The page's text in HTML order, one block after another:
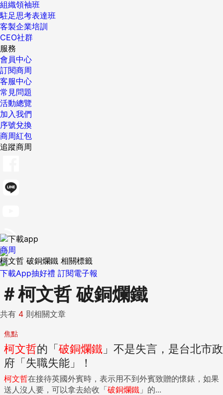
組織領袖班
駐足思考表達班
客製企業培訓
CEO社群
服務
會員中心
訂閱商周
客服中心
常見問題
活動總覽
加入我們
序號兌換
商周紅包
追蹤商周
下載App抽好禮 訂閱電子報
商周
柯文哲 破銅爛鐵 相關標籤
＃柯文哲 破銅爛鐵
共有 4 則相關文章
焦點
柯文哲的「破銅爛鐵 」不是失言，是台北市政
府「失職失能」！
柯文哲在接待英國外賓時，表示用不到外賓致贈的懷錶，如果
送人沒人要，可以拿去給收「破銅爛鐵 」的...